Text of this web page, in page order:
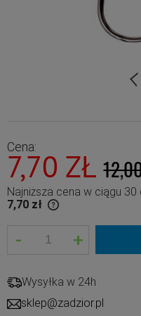
Cena:
7,70 ZŁ
Najniższa cena w ciągu
7,70 zł
- +
Wysyłka w 24h
sklep@zadzior.pl